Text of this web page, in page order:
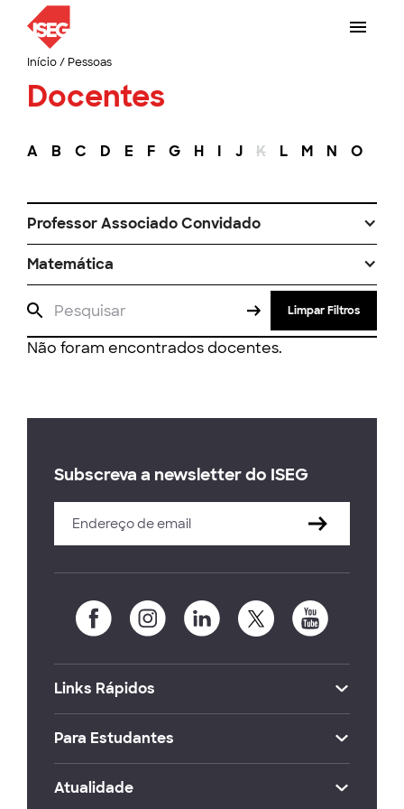
Início/ Pessoas
Docentes
A B C D E F G H I J K L M N O
Professor Associado Convidado
Matemática
Limpar Filtros
Não foram encontrados docentes.
Subscreva a newsletter do ISEG
Links Rápidos
Para Estudantes
Atualidade